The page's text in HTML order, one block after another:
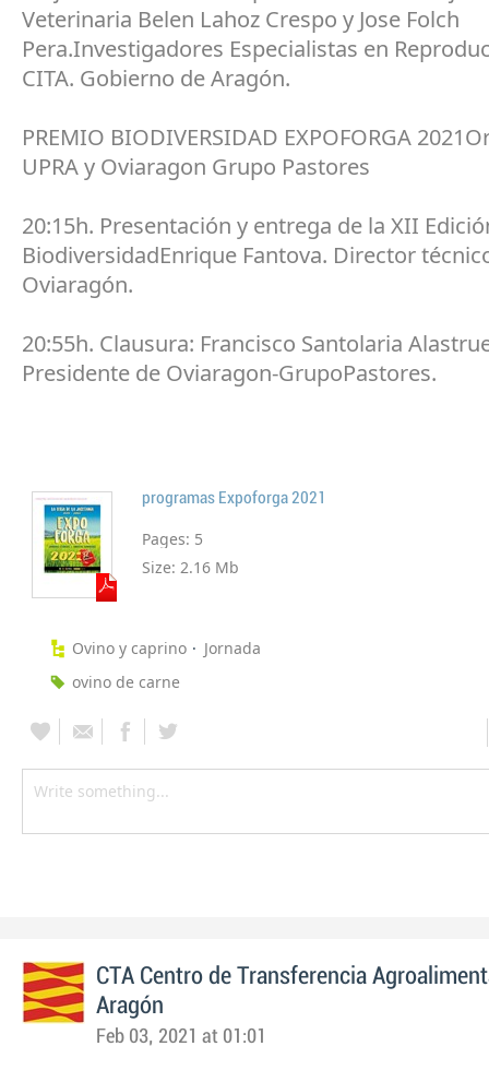
Veterinaria Belen Lahoz Crespo y Jose Folch
Pera.Investigadores Especialistas en
CITA. Gobierno de Aragón.
PREMIO BIODIVERSIDAD EXPOFORGA
UPRA y Oviaragon Grupo Pastores
20:15h. Presentación y entrega de la XII
BiodiversidadEnrique Fantova. Director
Oviaragón.
20:55h. Clausura: Francisco Santolaria
Presidente de Oviaragon-GrupoPastores.
programas Expoforga 2021
Pages: 5
Size: 2.16 Mb
Ovino y caprino
Jornada
ovino de carne
CTA Centro de Transferencia
Aragón
Feb 03, 2021 at 01:01